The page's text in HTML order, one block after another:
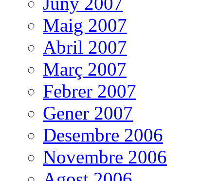
Maig 2007
Abril 2007
Març 2007
Febrer 2007
Gener 2007
Desembre 2006
Novembre 2006